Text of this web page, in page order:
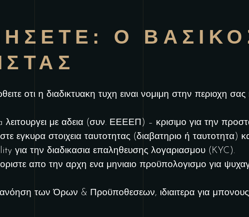
Ο
οτι η διαδικτυακη τυχη ειναι νομιμη στην περιοχη σας
λειτουργει με αδεια (συν. ΕΕΕΕΠ) – κρισιμο για την
εγκυρα στοιχεια ταυτοτητας (διαβατηριο ή ταυτοτητα)
για την διαδικασια επαληθευσης λογαριασμου (KYC).
απο την αρχη ενα μηνιαιο προϋπολογισμο για
των Όρων & Προϋποθεσεων, ιδιαιτερα για μπονους,